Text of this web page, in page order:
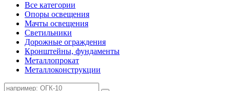
Все категории
Опоры освещения
Мачты освещения
Светильники
Дорожные ограждения
Кронштейны, фундаменты
Металлопрокат
Металлоконструкции